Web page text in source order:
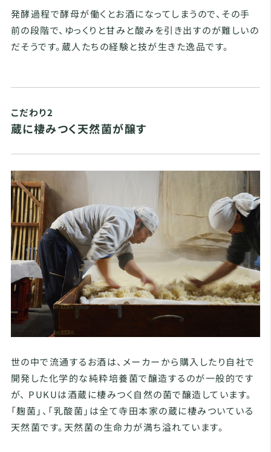
発酵過程で酵母が働くとお酒になってしまうので、その手
前の段階で、ゆっくりと甘みと酸みを引き出すのが難しいの
だそうです。蔵人たちの経験と技が生きた逸品です。
こだわり2
蔵に棲みつく天然菌が醸す
世の中で流通するお酒は、メーカーから購入したり自社で
開発した化学的な純粋培養菌で醸造するのが一般的です
が、 PUKUは酒蔵に棲みつく自然の菌で醸造しています。
「麹菌」、「乳酸菌」は全て寺田本家の蔵に棲みついている
天然菌です。天然菌の生命力が満ち溢れています。